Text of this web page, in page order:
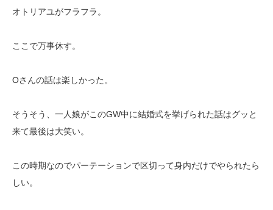
オトリアユがフラフラ。
ここで万事休す。
Oさんの話は楽しかった。
そうそう、一人娘がこのGW中に結婚式を挙げられた話はグッと
来て最後は大笑い。
この時期なのでパーテーションで区切って身内だけでやられたら
しい。